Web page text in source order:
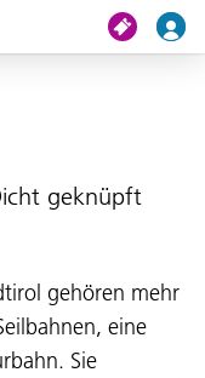
geknüpft
gehören mehr
eine
Sie